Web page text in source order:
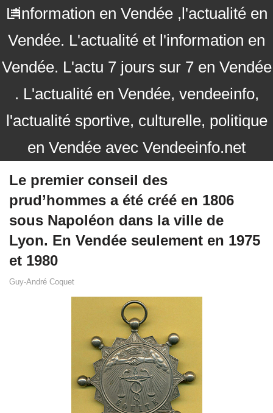
L'information en Vendée ,l'actualité en
Vendée. L'actualité et l'information en
Vendée. L'actu 7 jours sur 7 en Vendée
. L'actualité en Vendée, vendeeinfo,
l'actualité sportive, culturelle, politique
en Vendée avec Vendeeinfo.net
Le premier conseil des
prud’hommes a été créé en 1806
sous Napoléon dans la ville de
Lyon. En Vendée seulement en 1975
et 1980
Guy-André Coquet